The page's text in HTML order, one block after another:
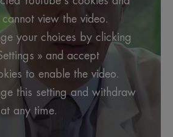
view the video.
your choices by clicking
» and accept
to enable the video.
this setting and withdraw
any time.